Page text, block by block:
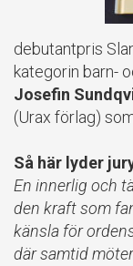
debutantpris
kategorin barn-
Josefin
(Urax förlag)
Så här lyder
En innerlig och
den kraft som
känsla för
där samtid